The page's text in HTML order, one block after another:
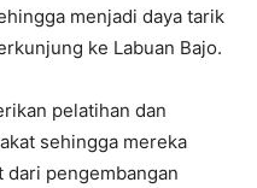
menjadi daya tarik
ke Labuan Bajo.
pelatihan dan
sehingga mereka
dari pengembangan